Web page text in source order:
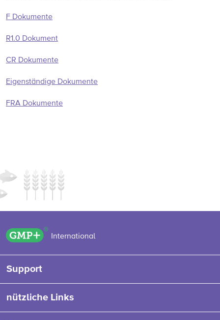
F Dokumente
R1.0 Dokument
CR Dokumente
Eigenständige Dokumente
FRA Dokumente
GMP+ logo
International
Support
nützliche Links